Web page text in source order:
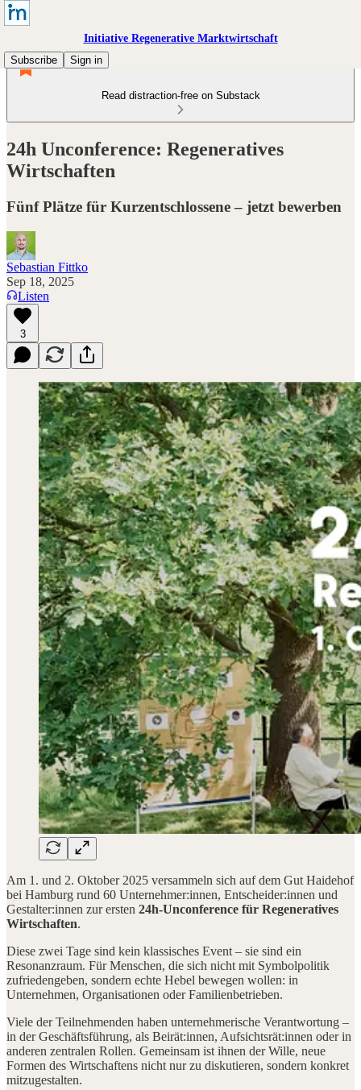
Initiative Regenerative Marktwirtschaft
Subscribe
Sign in
Read distraction-free on Substack
24h Unconference: Regeneratives
Wirtschaften
Fünf Plätze für Kurzentschlossene – jetzt bewerben
Sebastian Fittko
Sep 18, 2025
Listen
3
Am 1. und 2. Oktober 2025 versammeln sich auf dem Gut Haidehof
bei Hamburg rund 60 Unternehmer:innen, Entscheider:innen und
Gestalter:innen zur ersten 24h-Unconference für Regeneratives
Wirtschaften.
Diese zwei Tage sind kein klassisches Event – sie sind ein
Resonanzraum. Für Menschen, die sich nicht mit Symbolpolitik
zufriedengeben, sondern echte Hebel bewegen wollen: in
Unternehmen, Organisationen oder Familienbetrieben.
Viele der Teilnehmenden haben unternehmerische Verantwortung –
in der Geschäftsführung, als Beirät:innen, Aufsichtsrät:innen oder in
anderen zentralen Rollen. Gemeinsam ist ihnen der Wille, neue
Formen des Wirtschaftens nicht nur zu diskutieren, sondern konkret
mitzugestalten.